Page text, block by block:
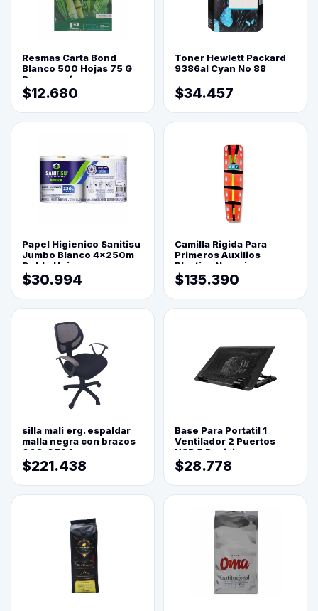
Resmas Carta Bond
Blanco 500 Hojas 75 G
Reprograf.
$12.680
Toner Hewlett Packard
9386al Cyan No 88
$34.457
Papel Higienico Sanitisu
Jumbo Blanco 4x250m
Doble Hoja
$30.994
Camilla Rigida Para
Primeros Auxilios
Plastica Naranja
$135.390
silla mali erg. espaldar
malla negra con brazos
003-0794
$221.438
Base Para Portatil 1
Ventilador 2 Puertos
USB 5 Posiciones
$28.778